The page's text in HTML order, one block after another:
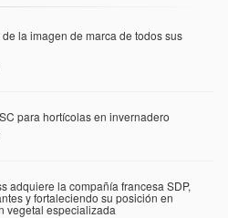
la imagen de marca de todos sus
para hortícolas en invernadero
adquiere la compañía francesa SDP,
y fortaleciendo su posición en
vegetal especializada